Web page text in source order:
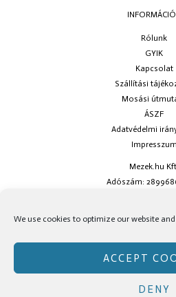
We use cookies to optimize our website
ACCEPT
DENY
Rólunk
GYIK
Kapcsolat
Szállítási
Mosási
ÁSZF
Adatvédelmi
Impresszum
Mezek.hu Kft.
Adószám:
social
Copyright © Mezek.hu